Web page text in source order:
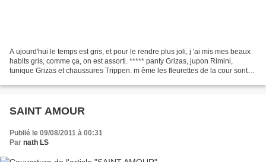
A ujourd'hui le temps est gris, et pour le rendre plus joli, j 'ai mis mes beaux
habits gris, comme ça, on est assorti. ***** panty Grizas, jupon Rimini,
tunique Grizas et chaussures Trippen. m ême les fleurettes de la cour sont
SAINT AMOUR
Publié le 09/08/2011 à 00:31
Par nath LS